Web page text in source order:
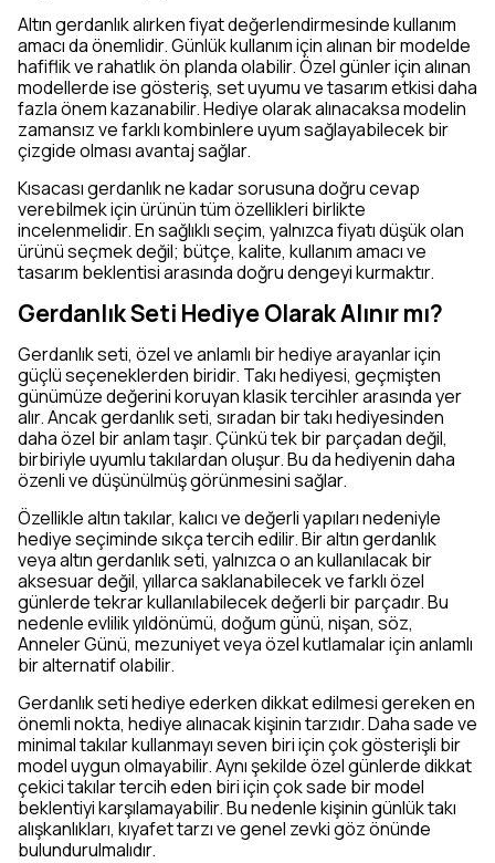
Altın gerdanlık alırken fiyat değerlendirmesinde kullanım
amacı da önemlidir. Günlük kullanım için alınan bir modelde
hafiflik ve rahatlık ön planda olabilir. Özel günler için alınan
modellerde ise gösteriş, set uyumu ve tasarım etkisi daha
fazla önem kazanabilir. Hediye olarak alınacaksa modelin
zamansız ve farklı kombinlere uyum sağlayabilecek bir
çizgide olması avantaj sağlar.
Kısacası gerdanlık ne kadar sorusuna doğru cevap
verebilmek için ürünün tüm özellikleri birlikte
incelenmelidir. En sağlıklı seçim, yalnızca fiyatı düşük olan
ürünü seçmek değil; bütçe, kalite, kullanım amacı ve
tasarım beklentisi arasında doğru dengeyi kurmaktır.
Gerdanlık Seti Hediye Olarak Alınır mı?
Gerdanlık seti, özel ve anlamlı bir hediye arayanlar için
güçlü seçeneklerden biridir. Takı hediyesi, geçmişten
günümüze değerini koruyan klasik tercihler arasında yer
alır. Ancak gerdanlık seti, sıradan bir takı hediyesinden
daha özel bir anlam taşır. Çünkü tek bir parçadan değil,
birbiriyle uyumlu takılardan oluşur. Bu da hediyenin daha
özenli ve düşünülmüş görünmesini sağlar.
Özellikle altın takılar, kalıcı ve değerli yapıları nedeniyle
hediye seçiminde sıkça tercih edilir. Bir altın gerdanlık
veya altın gerdanlık seti, yalnızca o an kullanılacak bir
aksesuar değil, yıllarca saklanabilecek ve farklı özel
günlerde tekrar kullanılabilecek değerli bir parçadır. Bu
nedenle evlilik yıldönümü, doğum günü, nişan, söz,
Anneler Günü, mezuniyet veya özel kutlamalar için anlamlı
bir alternatif olabilir.
Gerdanlık seti hediye ederken dikkat edilmesi gereken en
önemli nokta, hediye alınacak kişinin tarzıdır. Daha sade ve
minimal takılar kullanmayı seven biri için çok gösterişli bir
model uygun olmayabilir. Aynı şekilde özel günlerde dikkat
çekici takılar tercih eden biri için çok sade bir model
beklentiyi karşılamayabilir. Bu nedenle kişinin günlük takı
alışkanlıkları, kıyafet tarzı ve genel zevki göz önünde
bulundurulmalıdır.